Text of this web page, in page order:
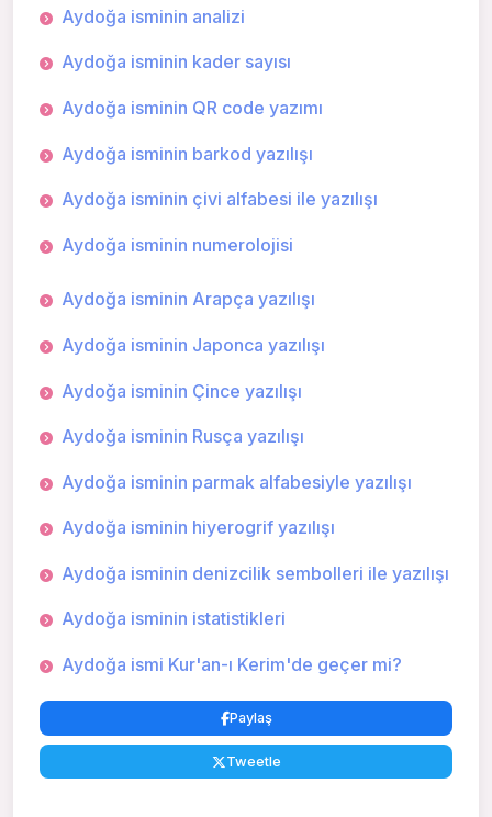
Aydoğa isminin analizi
Aydoğa isminin kader sayısı
Aydoğa isminin QR code yazımı
Aydoğa isminin barkod yazılışı
Aydoğa isminin çivi alfabesi ile yazılışı
Aydoğa isminin numerolojisi
Aydoğa isminin Arapça yazılışı
Aydoğa isminin Japonca yazılışı
Aydoğa isminin Çince yazılışı
Aydoğa isminin Rusça yazılışı
Aydoğa isminin parmak alfabesiyle yazılışı
Aydoğa isminin hiyerogrif yazılışı
Aydoğa isminin denizcilik sembolleri ile yazılışı
Aydoğa isminin istatistikleri
Aydoğa ismi Kur'an-ı Kerim'de geçer mi?
Paylaş
Tweetle